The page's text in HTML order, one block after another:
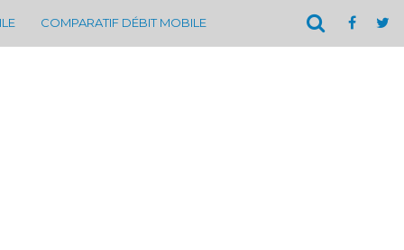
COMPARATIF DÉBIT MOBILE